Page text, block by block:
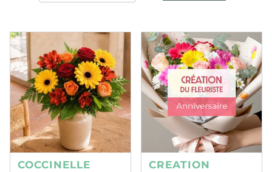
COCCINELLE
CREATION